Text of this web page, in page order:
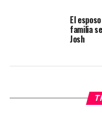
El
familia
Josh